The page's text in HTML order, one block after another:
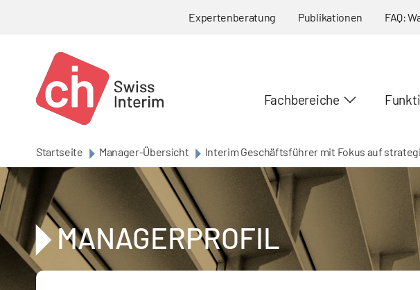
Expertenberatung Publikationen FAQ:
Fachbereiche
Startseite Manager-Übersicht Interim Geschäftsführer mit Fokus auf
MANAGERPROFIL